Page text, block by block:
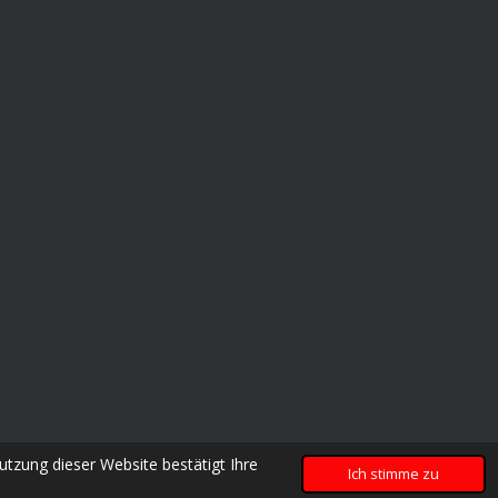
dieser Website bestätigt Ihre Ich stimme zu